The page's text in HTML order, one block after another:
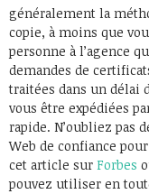
généralement la
copie, à moins que
personne à l’agence
demandes de
traitées dans un délai
vous être expédiées
rapide. N’oubliez pas
Web de confiance
cet article sur Forbes
pouvez utiliser en